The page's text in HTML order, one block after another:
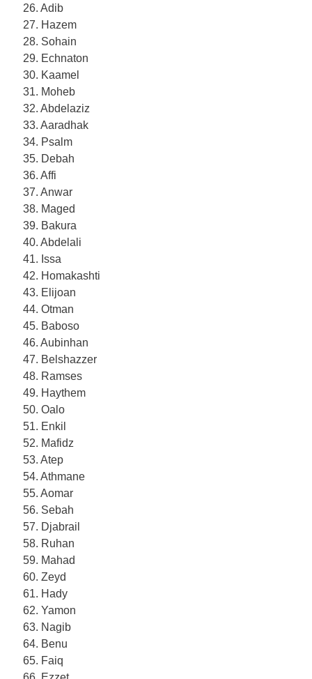
26. Adib
27. Hazem
28. Sohain
29. Echnaton
30. Kaamel
31. Moheb
32. Abdelaziz
33. Aaradhak
34. Psalm
35. Debah
36. Affi
37. Anwar
38. Maged
39. Bakura
40. Abdelali
41. Issa
42. Homakashti
43. Elijoan
44. Otman
45. Baboso
46. Aubinhan
47. Belshazzer
48. Ramses
49. Haythem
50. Oalo
51. Enkil
52. Mafidz
53. Atep
54. Athmane
55. Aomar
56. Sebah
57. Djabrail
58. Ruhan
59. Mahad
60. Zeyd
61. Hady
62. Yamon
63. Nagib
64. Benu
65. Faiq